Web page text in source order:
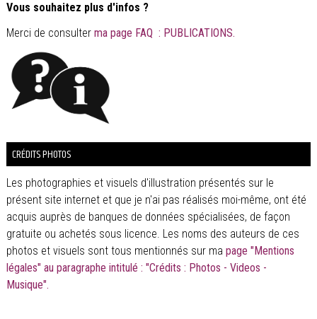
Vous souhaitez plus d'infos ?
Merci de consulter ma page FAQ : PUBLICATIONS.
CRÉDITS PHOTOS
Les photographies et visuels d'illustration présentés sur le
présent site internet et que je n'ai pas réalisés moi-même, ont été
acquis auprès de banques de données spécialisées, de façon
gratuite ou achetés sous licence. Les noms des auteurs de ces
photos et visuels sont tous mentionnés sur ma page "Mentions
légales" au paragraphe intitulé : "Crédits : Photos - Videos -
Musique".